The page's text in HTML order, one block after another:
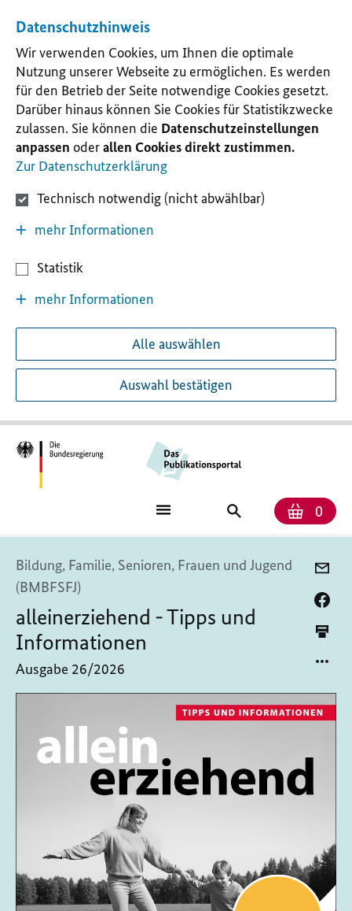
Datenschutzhinweis
Wir verwenden Cookies, um Ihnen die optimale
Nutzung unserer Webseite zu ermöglichen. Es werden
für den Betrieb der Seite notwendige Cookies gesetzt.
Darüber hinaus können Sie Cookies für Statistikzwecke
zulassen. Sie können die Datenschutzeinstellungen
anpassen oderallen Cookies direkt zustimmen.
Zur Datenschutzerklärung
Technisch notwendig (nicht abwählbar)
mehr Informationen
Statistik
mehr Informationen
Alle auswählen
Auswahl bestätigen
0
Bildung, Familie, Senioren, Frauen und Jugend
(BMBFSFJ)
alleinerziehend - Tipps und
Informationen
Ausgabe 26/2026